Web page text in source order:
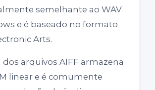
semelhante ao WAV
e é baseado no formato
Arts.
dos arquivos AIFF armazena
linear e é comumente